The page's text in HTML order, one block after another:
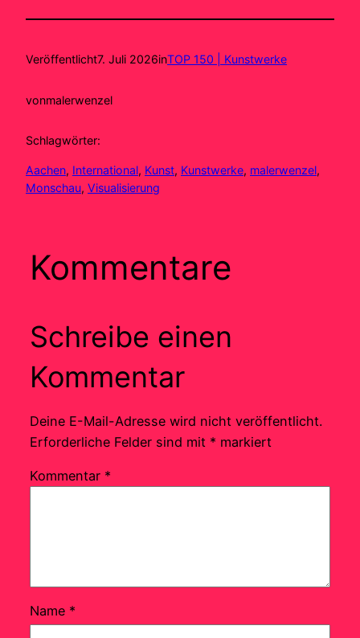
Veröffentlicht7. Juli 2026inTOP 150 | Kunstwerke
vonmalerwenzel
Schlagwörter:
Aachen, International, Kunst, Kunstwerke, malerwenzel
Monschau, Visualisierung
Kommentare
Schreibe einen
Kommentar
Deine E-Mail-Adresse wird nicht veröffentlicht.
Erforderliche Felder sind mit * markiert
Kommentar *
Name *